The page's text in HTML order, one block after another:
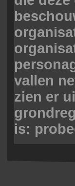
vallen
zien er
is: